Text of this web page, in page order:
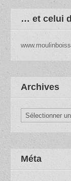
… et celui
Archives
Archives
Méta